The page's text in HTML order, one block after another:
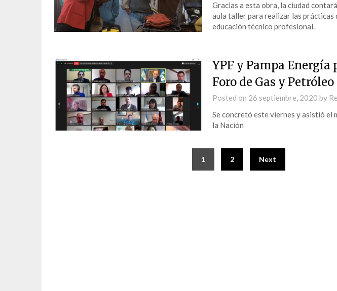
Gracias a esta obra, la ciudad
aula taller para realizar las prácticas
educación técnico profesional.
YPF y Pampa
Foro de Gas y
Posted on 26 septiembre, 2020 by
Se concretó este viernes y asistió el
la Nación
1 2 Next